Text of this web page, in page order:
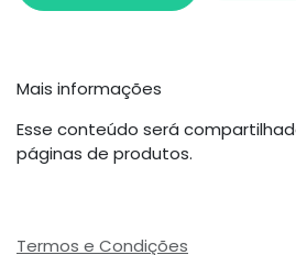
Mais informações
Esse conteúdo será
páginas de produtos.
Termos e Condições